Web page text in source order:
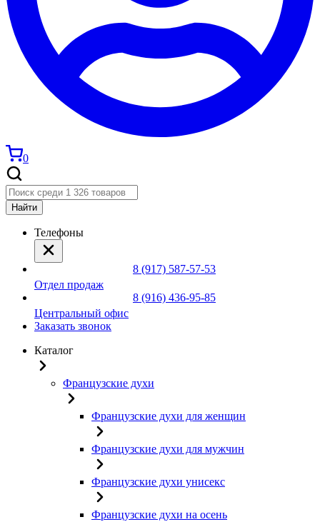
0
Найти
Телефоны
8 (917) 587-57-53
Отдел продаж
8 (916) 436-95-85
Центральный офис
Заказать звонок
Каталог
Французские духи
Французские духи для женщин
Французские духи для мужчин
Французские духи унисекс
Французские духи на осень